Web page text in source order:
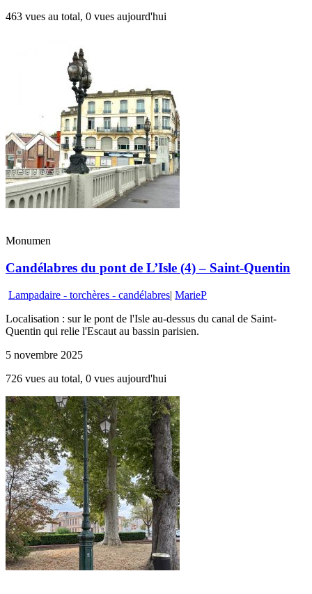
463 vues au total, 0 vues aujourd'hui
Monumen
Candélabres du pont de L’Isle (4) – Saint-Quentin
Lampadaire - torchères - candélabres| MarieP
Localisation : sur le pont de l'Isle au-dessus du canal de Saint-
Quentin qui relie l'Escaut au bassin parisien.
5 novembre 2025
726 vues au total, 0 vues aujourd'hui